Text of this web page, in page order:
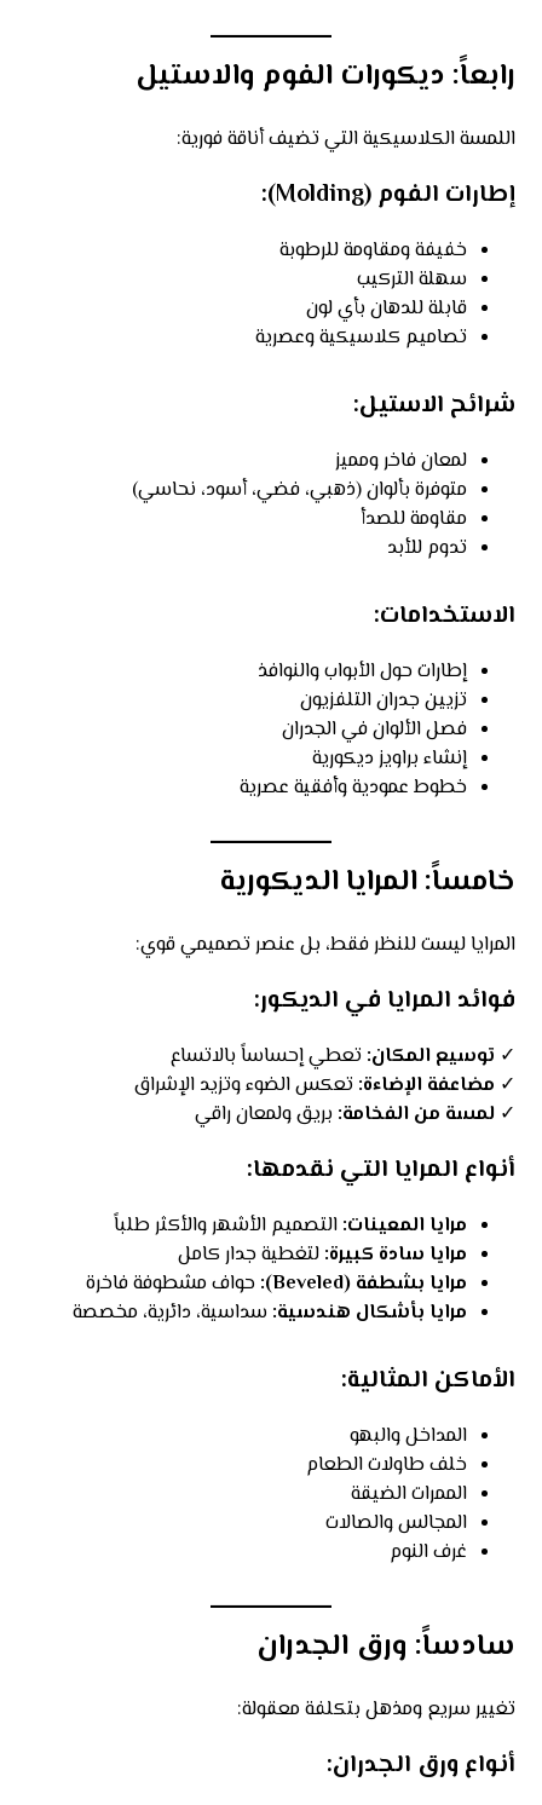
رابعاً: ديكورات الفوم والاستيل
اللمسة الكلاسيكية التي تضيف أناقة فورية:
إطارات الفوم (Molding):
خفيفة ومقاومة للرطوبة
سهلة التركيب
قابلة للدهان بأي لون
تصاميم كلاسيكية وعصرية
شرائح الاستيل:
لمعان فاخر ومميز
متوفرة بألوان (ذهبي، فضي، أسود، نحاسي)
مقاومة للصدأ
تدوم للأبد
الاستخدامات:
إطارات حول الأبواب والنوافذ
تزيين جدران التلفزيون
فصل الألوان في الجدران
إنشاء براويز ديكورية
خطوط عمودية وأفقية عصرية
خامساً: المرايا الديكورية
المرايا ليست للنظر فقط، بل عنصر تصميمي قوي:
فوائد المرايا في الديكور:
✓ توسيع المكان: تعطي إحساساً بالاتساع
✓ مضاعفة الإضاءة: تعكس الضوء وتزيد الإشراق
✓ لمسة من الفخامة: بريق ولمعان راقي
أنواع المرايا التي نقدمها:
مرايا المعينات: التصميم الأشهر والأكثر طلباً
مرايا سادة كبيرة: لتغطية جدار كامل
مرايا بشطفة (Beveled):
حواف مشطوفة فاخرة
مرايا بأشكال هندسية: سداسية، دائرية، مخصصة
الأماكن المثالية:
المداخل والبهو
خلف طاولات الطعام
الممرات الضيقة
المجالس والصالات
غرف النوم
سادساً: ورق الجدران
تغيير سريع ومذهل بتكلفة معقولة:
أنواع ورق الجدران: